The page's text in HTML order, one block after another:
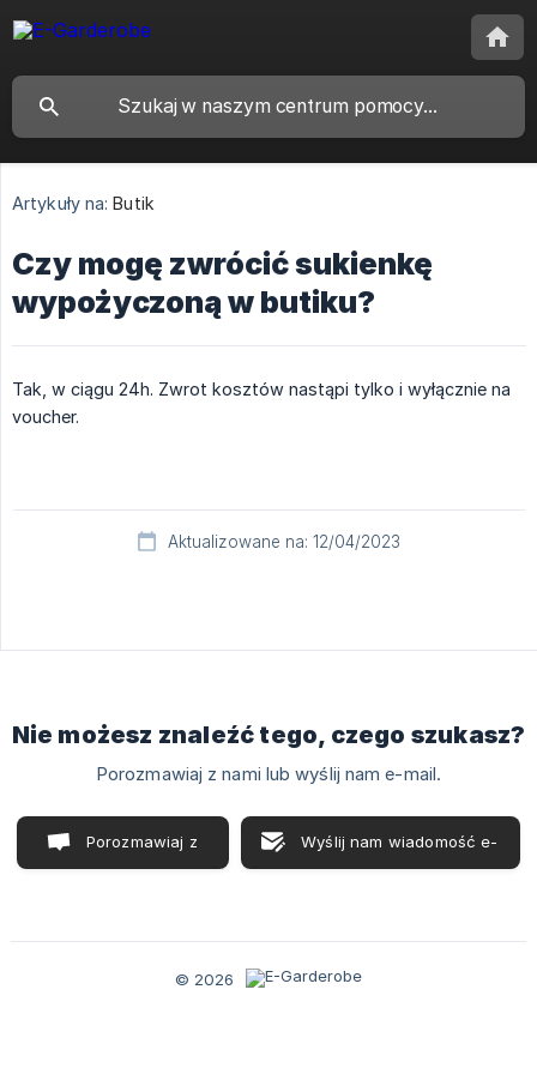
Artykuły na: Butik
Czy mogę zwrócić sukienkę
wypożyczoną w butiku?
Tak, w ciągu 24h. Zwrot kosztów nastąpi tylko i wyłącznie na
voucher.
Aktualizowane na: 12/04/2023
Nie możesz znaleźć tego, czego szukasz?
Porozmawiaj z nami lub wyślij nam e-mail.
Porozmawiaj z Wyślij nam wiadomość e-
© 2026